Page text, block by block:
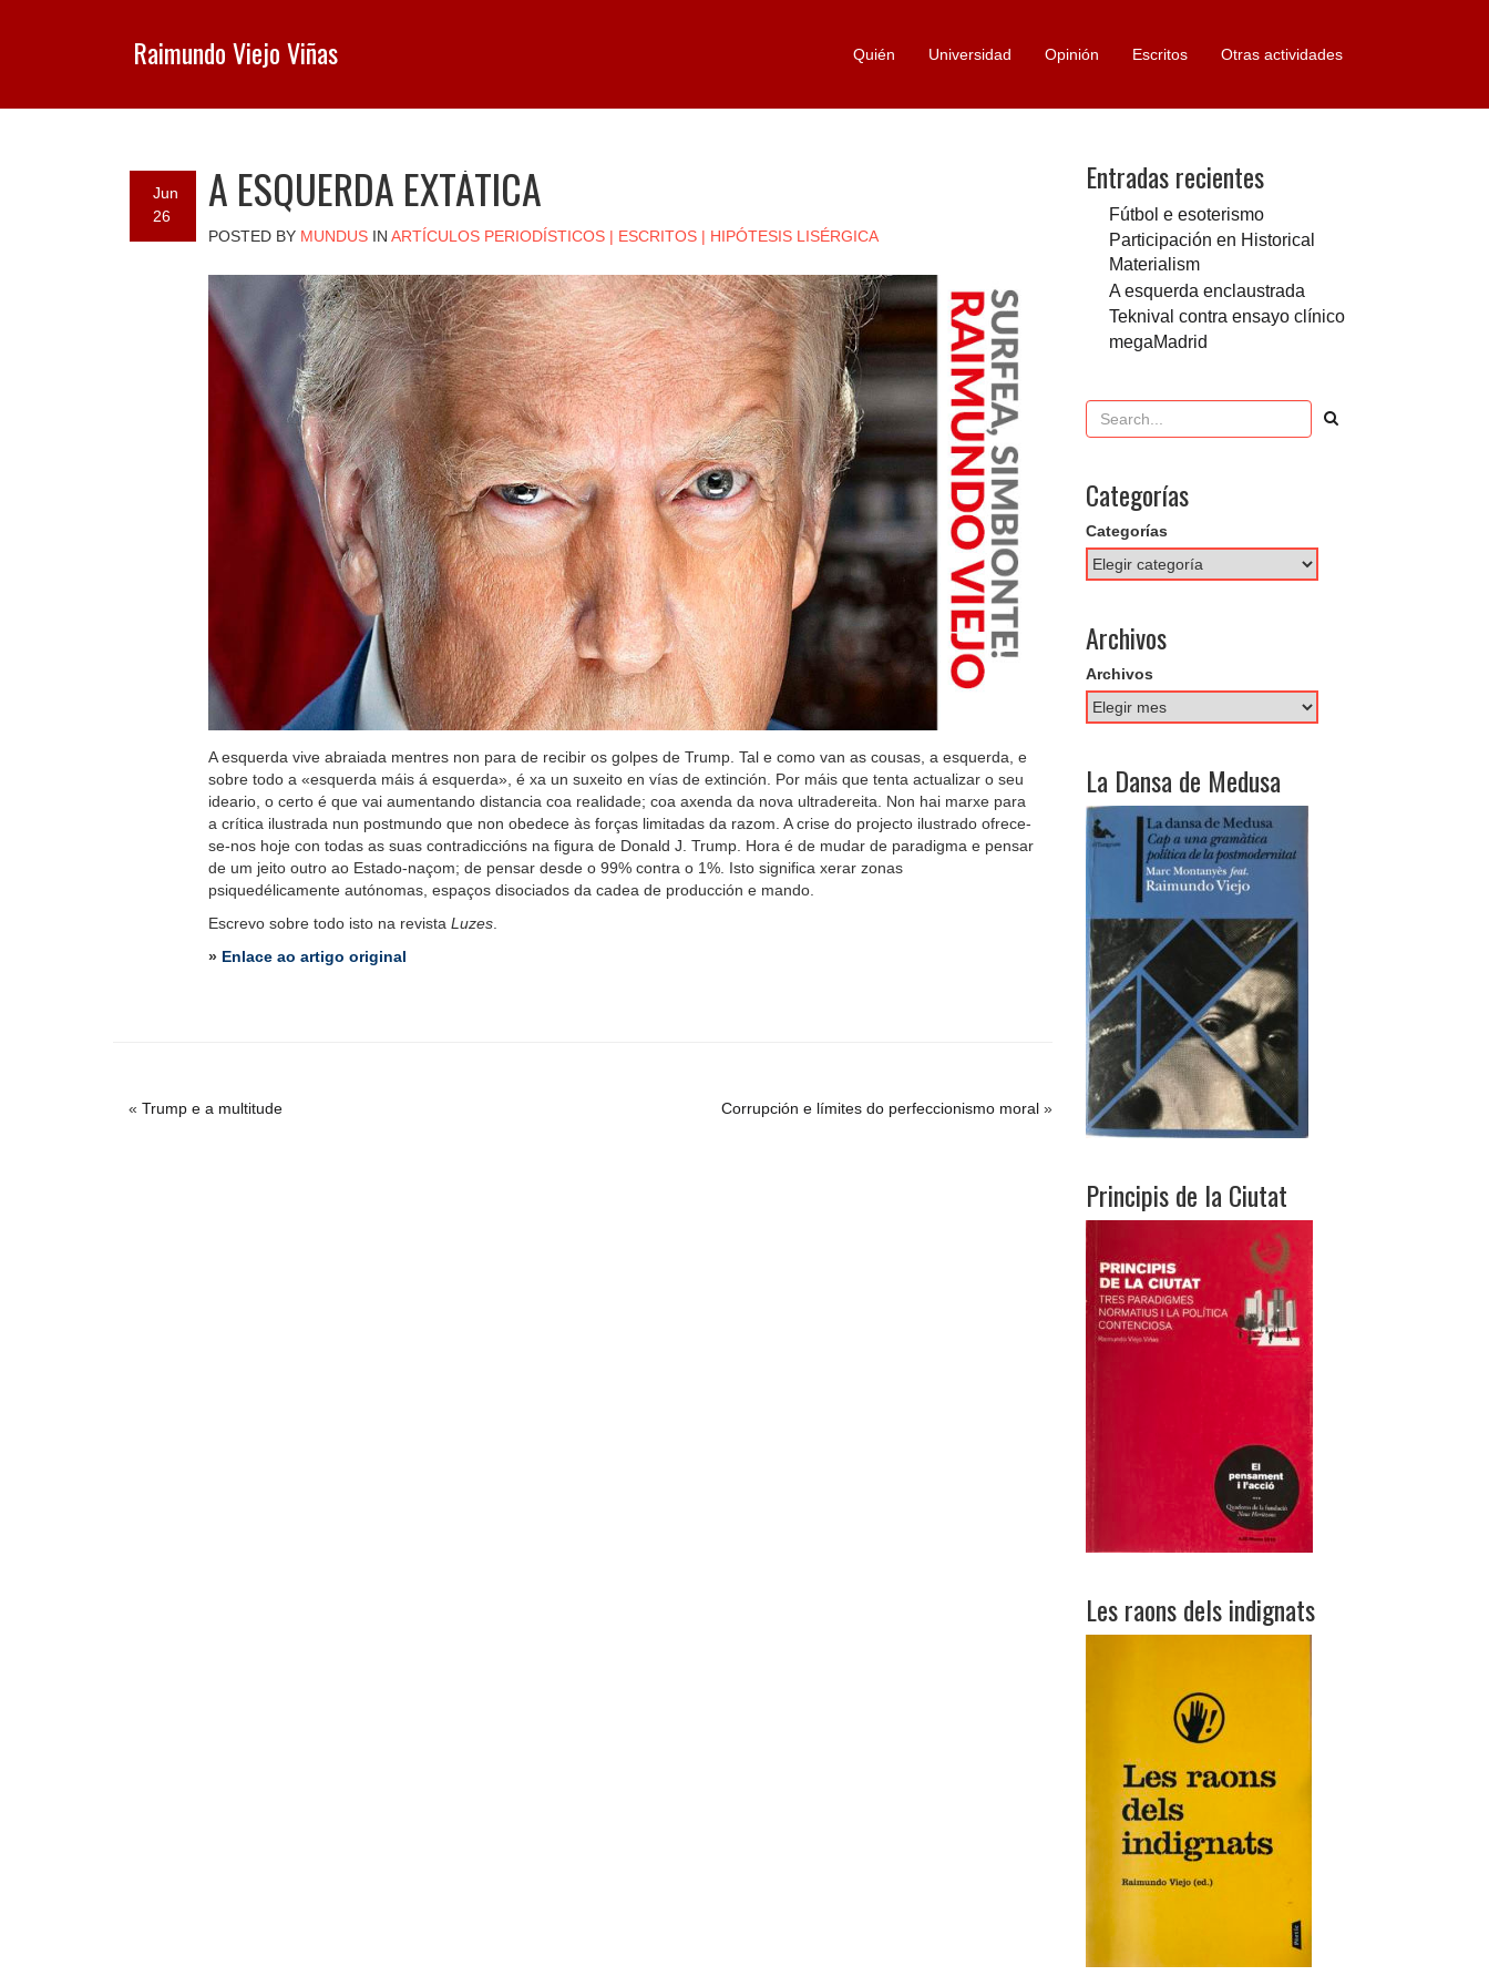
Raimundo Viejo Viñas Quién Universidad Opinión Escritos Otras actividades
Jun
26
A ESQUERDA EXTÁTICA
POSTED BY MUNDUSIN ARTÍCULOS PERIODÍSTICOS| ESCRITOS| HIPÓTESIS LISÉRGICA
A esquerda vive abraiada mentres non para de recibir os golpes de Trump. Tal e como van as cousas, a esquerda, e
sobre todo a «esquerda máis á esquerda», é xa un suxeito en vías de extinción. Por máis que tenta actualizar o seu
ideario, o certo é que vai aumentando distancia coa realidade; coa axenda da nova ultradereita. Non hai marxe para
a crítica ilustrada nun postmundo que non obedece às forças limitadas da razom. A crise do projecto ilustrado ofrece-
se-nos hoje con todas as suas contradiccións na figura de Donald J. Trump. Hora é de mudar de paradigma e pensar
de um jeito outro ao Estado-naçom; de pensar desde o 99% contra o 1%. Isto significa xerar zonas
psiquedélicamente autónomas, espaços disociados da cadea de producción e mando.
Escrevo sobre todo isto na revista Luzes.
» Enlace ao artigo original
« Trump e a multitude Corrupción e límites do perfeccionismo moral»
Entradas recientes
Fútbol e esoterismo
Participación en Historical
Materialism
A esquerda enclaustrada
Teknival contra ensayo clínico
megaMadrid
Categorías
Categorías
Archivos
Archivos
La Dansa de Medusa
Principis de la Ciutat
Les raons dels indignats